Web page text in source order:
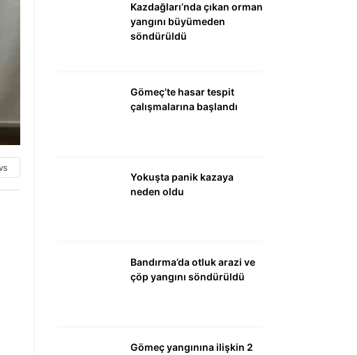
MAGAZİN
Kazdağları’nda çıkan orman
yangını büyümeden
söndürüldü
Gömeç’te hasar tespit
çalışmalarına başlandı
Yokuşta panik kazaya
neden oldu
Bandırma’da otluk arazi ve
çöp yangını söndürüldü
Gömeç yangınına ilişkin 2